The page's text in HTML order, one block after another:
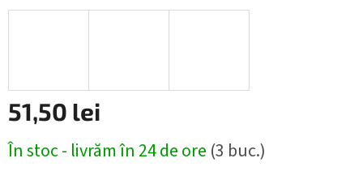
51,50 lei
Evaluare
preţ:
În stoc - livrăm în 24 de ore (3 buc.)